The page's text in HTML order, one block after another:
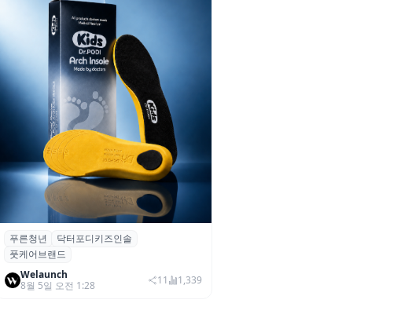
푸른청년, 성장기 아동 발 건강 위한 ‘닥
터포디 키즈 인솔’ 출시
푸른청년
닥터포디키즈인솔
풋케어브랜드
Welaunch
8월 5일 오전 1:28
11 1,339